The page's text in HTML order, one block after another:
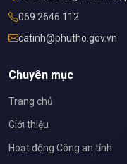
069 2646 112
catinh@phutho.gov.vn
Chuyên mục
Trang chủ
Giới thiệu
Hoạt động Công an tỉnh